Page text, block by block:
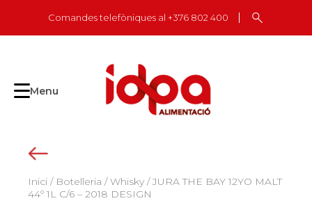
content
Comandes telefòniques al +376 802 400
Menu
Inici / Botelleria /Whisky / JURA THE BAY 12YO MALT
44º 1L C/6 – 2018 DESIGN